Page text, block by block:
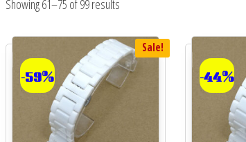
Showing 61–75 of 99 results
Sale!
-59% -44%